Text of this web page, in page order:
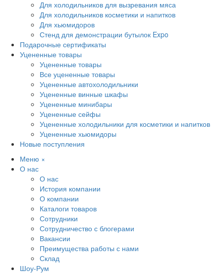
Для холодильников для вызревания мяса
Для холодильников косметики и напитков
Для хьюмидоров
Стенд для демонстрации бутылок Expo
Подарочные сертификаты
Уцененные товары
Уцененные товары
Все уцененные товары
Уцененные автохолодильники
Уцененные винные шкафы
Уцененные минибары
Уцененные сейфы
Уцененные холодильники для косметики и напитков
Уцененные хьюмидоры
Новые поступления
Меню ×
О нас
О нас
История компании
О компании
Каталоги товаров
Сотрудники
Сотрудничество с блогерами
Вакансии
Преимущества работы с нами
Склад
Шоу-Рум